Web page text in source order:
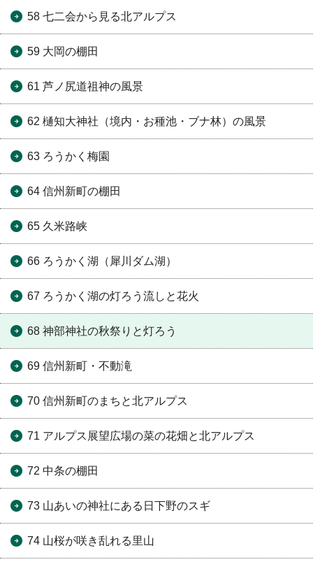
58 七二会から見る北アルプス
59 大岡の棚田
61 芦ノ尻道祖神の風景
62 樋知大神社（境内・お種池・ブナ林）の風景
63 ろうかく梅園
64 信州新町の棚田
65 久米路峡
66 ろうかく湖（犀川ダム湖）
67 ろうかく湖の灯ろう流しと花火
68 神部神社の秋祭りと灯ろう
69 信州新町・不動滝
70 信州新町のまちと北アルプス
71 アルプス展望広場の菜の花畑と北アルプス
72 中条の棚田
73 山あいの神社にある日下野のスギ
74 山桜が咲き乱れる里山